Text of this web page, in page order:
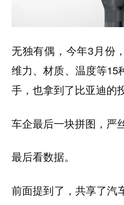
无独有偶，今年3月份
维力、材质、温度等15
手，也拿到了比亚迪的
车企最后一块拼图，严
最后看数据。
前面提到了，共享了汽